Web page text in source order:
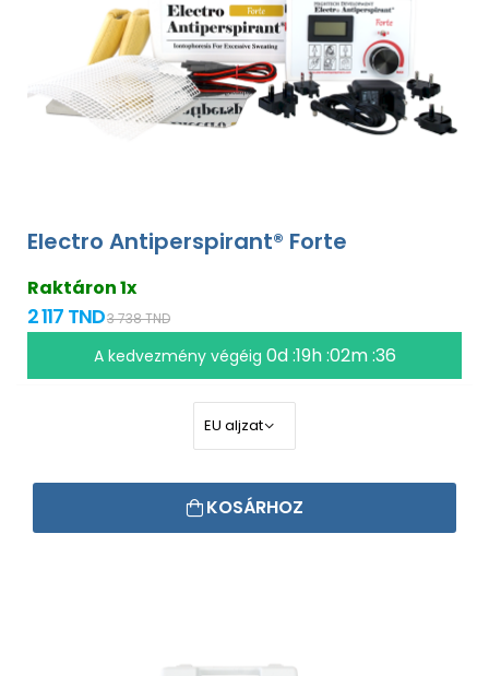
Electro Antiperspirant® Forte
Raktáron 1x
2 117 TND3 738 TND
A kedvezmény végéig 0d :19h :02m :35
KOSÁRHOZ